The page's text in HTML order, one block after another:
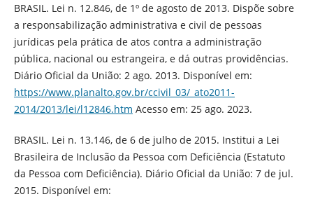
BRASIL. Lei n. 12.846, de 1º de agosto de 2013. Dispõe sobre
a responsabilização administrativa e civil de pessoas
jurídicas pela prática de atos contra a administração
pública, nacional ou estrangeira, e dá outras providências.
Diário Oficial da União: 2 ago. 2013. Disponível em:
https://www.planalto.gov.br/ccivil_03/_ato2011-
2014/2013/lei/l12846.htm Acesso em: 25 ago. 2023.
BRASIL. Lei n. 13.146, de 6 de julho de 2015. Institui a Lei
Brasileira de Inclusão da Pessoa com Deficiência (Estatuto
da Pessoa com Deficiência). Diário Oficial da União: 7 de jul.
2015. Disponível em: